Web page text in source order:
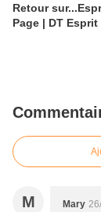
Retour
Page | DT Esprit
M Mary